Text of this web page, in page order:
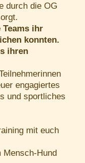
durch die OG
ihr
konnten.
ihren
engagiertes
und sportliches
mit euch
Mensch-Hund